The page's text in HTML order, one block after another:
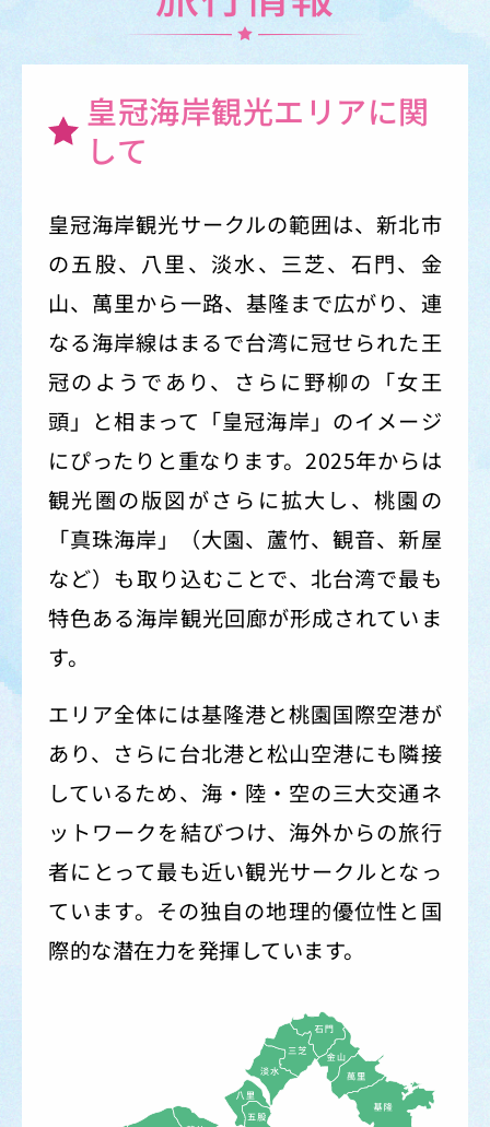
皇冠海岸観光エリアに関
して
皇冠海岸観光サークルの範囲は、新北市
の五股、八里、淡水、三芝、石門、金
山、萬里から一路、基隆まで広がり、連
なる海岸線はまるで台湾に冠せられた王
冠のようであり、さらに野柳の「女王
頭」と相まって「皇冠海岸」のイメージ
にぴったりと重なります。2025年からは
観光圏の版図がさらに拡大し、桃園の
「真珠海岸」（大園、蘆竹、観音、新屋
など）も取り込むことで、北台湾で最も
特色ある海岸観光回廊が形成されていま
す。
エリア全体には基隆港と桃園国際空港が
あり、さらに台北港と松山空港にも隣接
しているため、海・陸・空の三大交通ネ
ットワークを結びつけ、海外からの旅行
者にとって最も近い観光サークルとなっ
ています。その独自の地理的優位性と国
際的な潜在力を発揮しています。